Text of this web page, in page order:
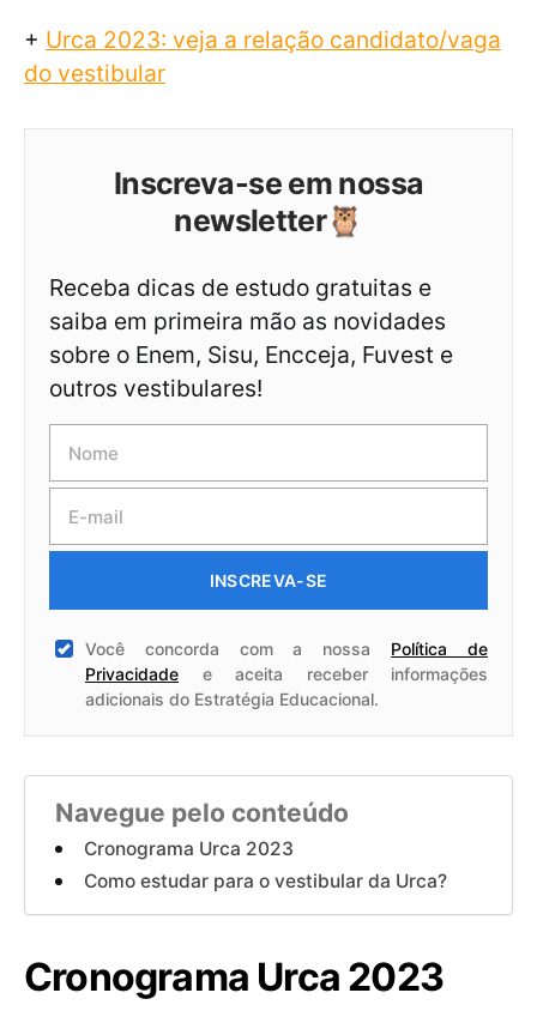
+ Urca 2023: veja a relação candidato/vaga
do vestibular
Inscreva-se em nossa
newsletter🦉
Receba dicas de estudo gratuitas e
saiba em primeira mão as novidades
sobre o Enem, Sisu, Encceja, Fuvest e
outros vestibulares!
INSCREVA-SE
Você concorda com a nossa Política de
Privacidade e aceita receber informações
adicionais do Estratégia Educacional.
Navegue pelo conteúdo
Cronograma Urca 2023
Como estudar para o vestibular da Urca?
Cronograma Urca 2023